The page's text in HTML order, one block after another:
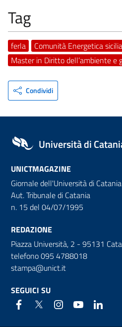
Tag
ferla Comunità Energetica
Master in Diritto dell’ambiente e
Condividi
Università di
UNICTMAGAZINE
Giornale dell'Università di Catania
Aut. Tribunale di Catania
n. 15 del 04/07/1995
REDAZIONE
Piazza Università, 2 - 95131
telefono 095 4788018
stampa@unict.it
SEGUICI SU